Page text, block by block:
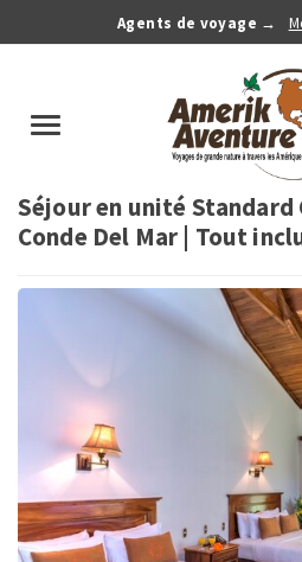
Agents de voyage →
Toggle
Séjour en unité Standard
Conde Del Mar | Tout